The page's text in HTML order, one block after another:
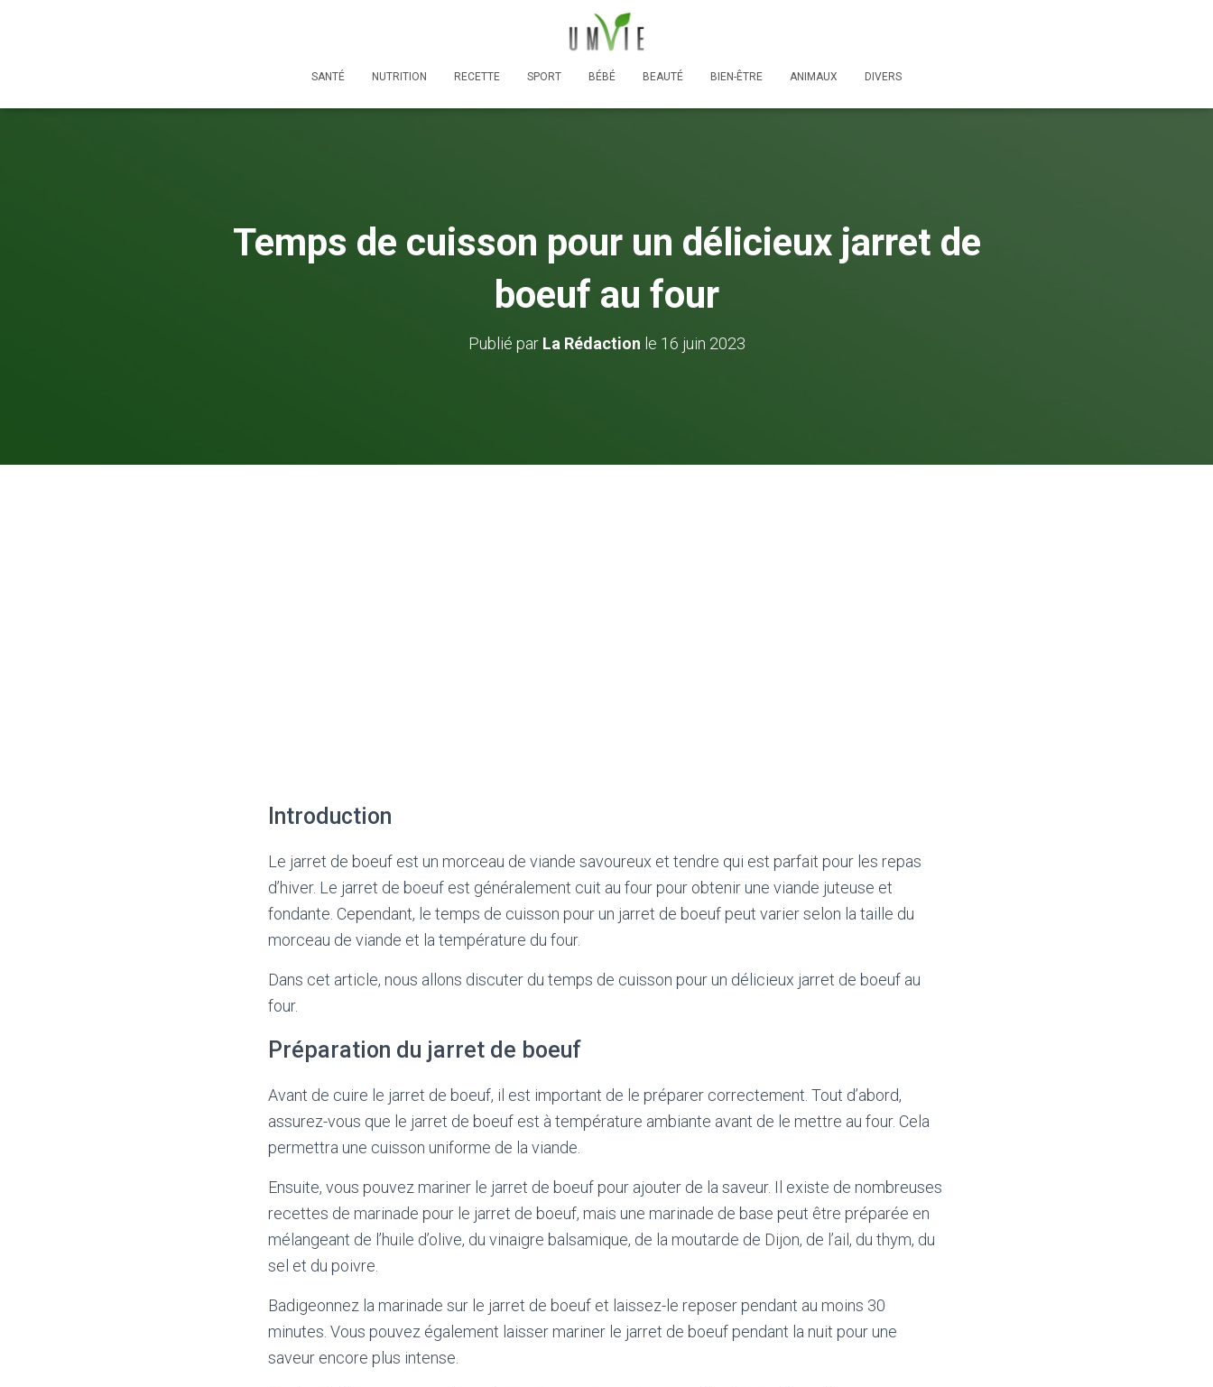
SANTÉ NUTRITION RECETTE SPORT BÉBÉ BEAUTÉ BIEN-ÊTRE ANIMAUX DIVERS
Temps de cuisson pour un délicieux jarret de
boeuf au four
Publié par La Rédaction le 16 juin 2023
Introduction
Le jarret de boeuf est un morceau de viande savoureux et tendre qui est parfait pour les repas
d’hiver. Le jarret de boeuf est généralement cuit au four pour obtenir une viande juteuse et
fondante. Cependant, le temps de cuisson pour un jarret de boeuf peut varier selon la taille du
morceau de viande et la température du four.
Dans cet article, nous allons discuter du temps de cuisson pour un délicieux jarret de boeuf au
four.
Préparation du jarret de boeuf
Avant de cuire le jarret de boeuf, il est important de le préparer correctement. Tout d’abord,
assurez-vous que le jarret de boeuf est à température ambiante avant de le mettre au four. Cela
permettra une cuisson uniforme de la viande.
Ensuite, vous pouvez mariner le jarret de boeuf pour ajouter de la saveur. Il existe de nombreuses
recettes de marinade pour le jarret de boeuf, mais une marinade de base peut être préparée en
mélangeant de l’huile d’olive, du vinaigre balsamique, de la moutarde de Dijon, de l’ail, du thym, du
sel et du poivre.
Badigeonnez la marinade sur le jarret de boeuf et laissez-le reposer pendant au moins 30
minutes. Vous pouvez également laisser mariner le jarret de boeuf pendant la nuit pour une
saveur encore plus intense.